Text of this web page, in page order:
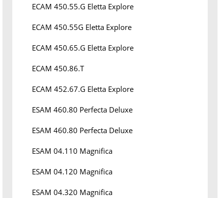
ECAM 450.55.G Eletta Explore
ECAM 450.55G Eletta Explore
ECAM 450.65.G Eletta Explore
ECAM 450.86.T
ECAM 452.67.G Eletta Explore
ESAM 460.80 Perfecta Deluxe
ESAM 460.80 Perfecta Deluxe
ESAM 04.110 Magnifica
ESAM 04.120 Magnifica
ESAM 04.320 Magnifica